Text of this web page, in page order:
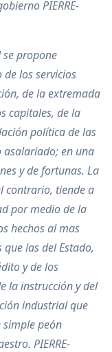
PIERRE-
propone
los servicios
de la extremada
capitales, de la
política de las
asalariado; en una
y de fortunas. La
contrario, tiende a
por medio de la
hechos al mas
las del Estado,
y de los
la instrucción y del
industrial que
peón
PIERRE-